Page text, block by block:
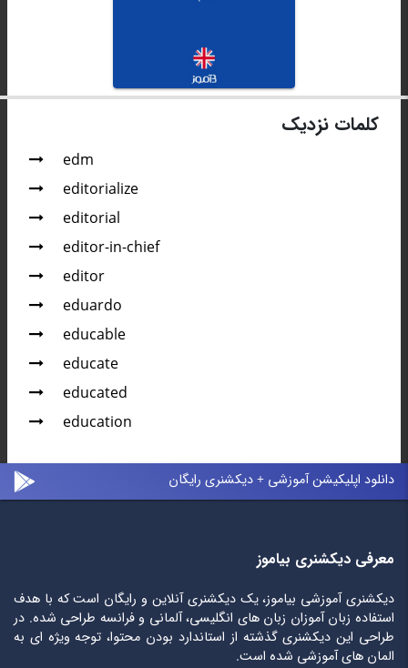
کلمات نزدیک
edm
editorialize
editorial
editor-in-chief
editor
eduardo
educable
educate
educated
education
دانلود اپلیکیشن آموزشی + دیکشنری رایگان
معرفی دیکشنری بیاموز
دیکشنری آموزشی بیاموز، یک دیکشنری آنلاین و رایگان است که با هدف
استفاده زبان آموزان زبان های انگلیسی، آلمانی و فرانسه طراحی شده. در
طراحی این دیکشنری گذشته از استاندارد بودن محتوا، توجه ویژه ای به
المان های آموزشی شده است.